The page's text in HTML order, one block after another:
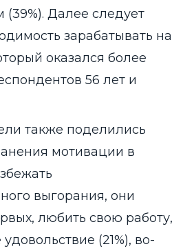
Далее следует
зарабатывать на
оказался более
56 лет и
также поделились
мотивации в
выгорания, они
любить свою работу,
(21%), во-